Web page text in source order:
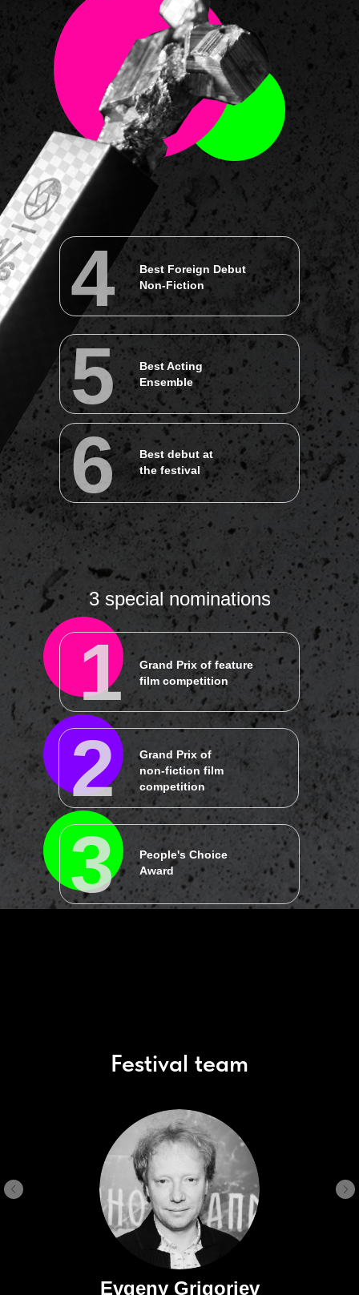
Лучший зарубежный
игровой дебют
Лучший зарубежный
неигровой дебют
Лучший актерский
ансамбль
Лучший дебют на
фестивале
3
4
5
6
Гран-при игрового конкурса
1
Гран-при неигрового конкурса
2
3 специальных номинации
Best Foreign Debut
Non-Fiction
Best Acting
Ensemble
Best debut at
the festival
4
5
6
Grand Prix of feature
film competition
1
Grand Prix of
non-fiction film
competition
2
3
3 special nominations
People's Choice
Award
Festival team
Evgeny Grigoriev